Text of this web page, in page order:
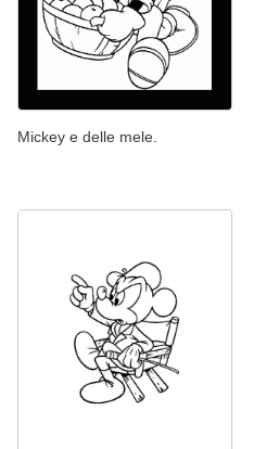
Mickey e delle mele.